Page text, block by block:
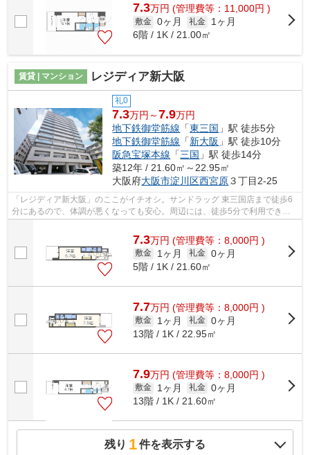
7.3万円 (管理費等：11,000円 )
敷金 0ヶ月 礼金
1ヶ月
6階 / 1K / 21.00㎡
賃貸 | マンション レジディア新大阪
礼0
7.3万円～7.9万円
地下鉄御堂筋線 「東三国 」駅 徒歩5分
地下鉄御堂筋線 「新大阪 」駅 徒歩10分
阪急宝塚本線 「三国 」駅 徒歩14分
築12年 / 21.60㎡～22.95㎡
大阪府大阪市淀川区西宮原３丁目2-25
「レジディア新大阪」のここがイチオシ。サンドラッグ 東三国店まで徒歩6
分にあるので、体調が悪くなっても安心。周辺には、徒歩5分で利用できる
7.3万円 (管理費等：8,000円 )
敷金 1ヶ月 礼金 0ヶ月
5階 / 1K / 21.60㎡
7.7万円 (管理費等：8,000円 )
敷金 1ヶ月 礼金 0ヶ月
13階 / 1K / 22.95㎡
7.9万円 (管理費等：8,000円 )
敷金 1ヶ月 礼金 0ヶ月
13階 / 1K / 21.60㎡
残り 1件を表示する